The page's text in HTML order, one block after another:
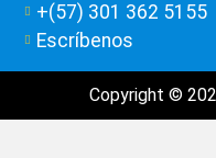
+(57) 301 362 5155
Escríbenos
Copyright ©